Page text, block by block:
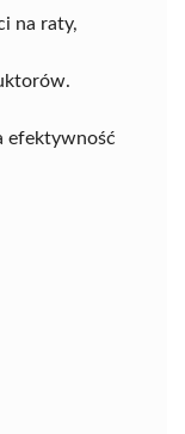
na raty,
efektywność